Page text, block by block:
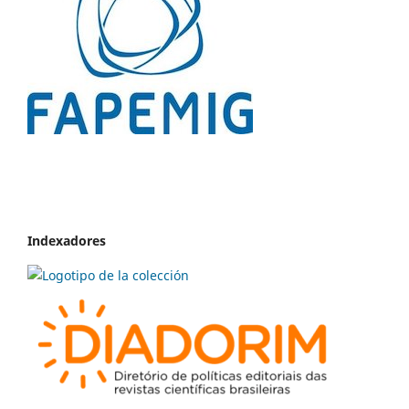
Indexadores